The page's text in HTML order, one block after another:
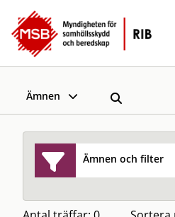
Ämnen
Ämnen och filter